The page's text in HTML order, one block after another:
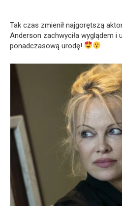
Tak czas zmienił najgorętszą
Anderson zachwyciła wyglądem i
ponadczasową urodę!